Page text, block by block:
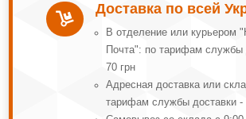

Доставка по всей
В отделение или курьером
Почта": по тарифам службы
70 грн
Адресная доставка или
тарифам службы доставки -